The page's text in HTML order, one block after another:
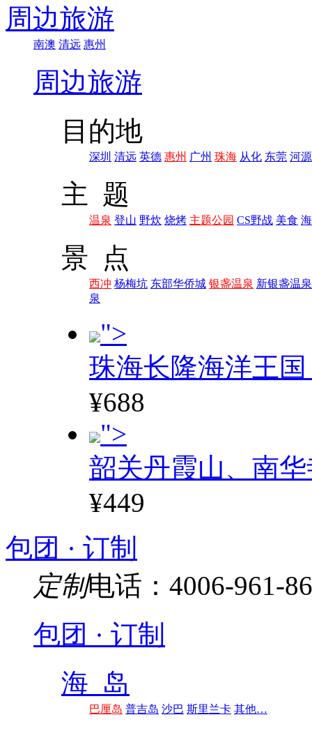
周边旅游
南澳 清远 惠州
周边旅游
目的地
深圳 清远 英德 惠州 广州 珠海 从化 东莞 河源
主 题
温泉 登山 野炊 烧烤 主题公园 CS野战 美食
景 点
西冲 杨梅坑 东部华侨城 银盏温泉 新银盏温泉
泉
">
珠海长隆海洋王
¥688
">
韶关丹霞山、南
¥449
包团 · 订制
定制电话：4006-961-
包团 · 订制
海 岛
巴厘岛 普吉岛 沙巴 斯里兰卡 其他…